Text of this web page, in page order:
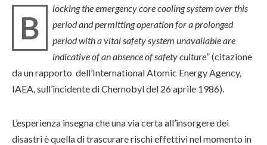
B
locking the emergency core cooling system over this
period and permitting operation for a prolonged
period with a vital safety system unavailable are
indicative of an absence of safety culture” (citazione
da un rapporto dell’International Atomic Energy Agency,
IAEA, sull’incidente di Chernobyl del 26 aprile 1986).
L’esperienza insegna che una via certa all’insorgere dei
disastri è quella di trascurare rischi effettivi nel momento in